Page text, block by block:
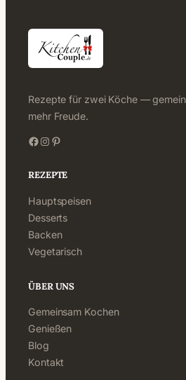
Rezepte für zwei Köche —
mehr Freude.
Facebook Instagram Pinterest
REZEPTE
Hauptspeisen
Desserts
Backen
Vegetarisch
ÜBER UNS
Gemeinsam Kochen
Genießen
Blog
Kontakt